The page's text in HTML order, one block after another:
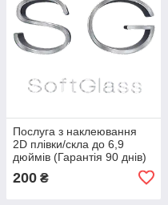
Послуга з наклеювання
2D плівки/скла до 6,9
дюймів (Гарантія 90 днів)
200 ₴